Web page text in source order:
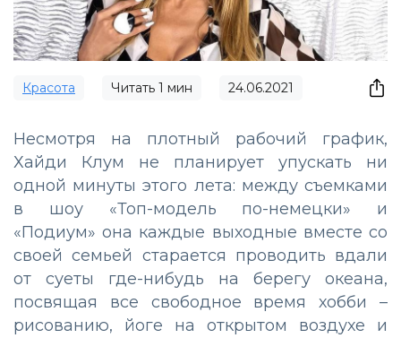
Красота Читать 1 мин 24.06.2021
Несмотря на плотный рабочий график,
Хайди Клум не планирует упускать ни
одной минуты этого лета: между съемками
в шоу «Топ-модель по-немецки» и
«Подиум» она каждые выходные вместе со
своей семьей старается проводить вдали
от суеты где-нибудь на берегу океана,
посвящая все свободное время хобби –
рисованию, йоге на открытом воздухе и